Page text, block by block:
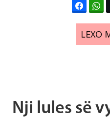
LEXO
Nji lules së